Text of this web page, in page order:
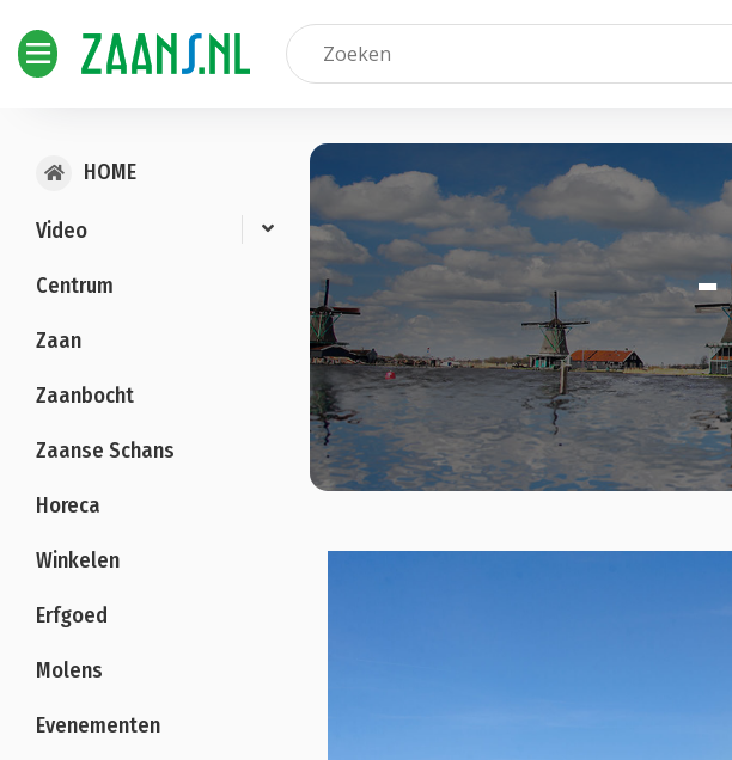
HOME
Video
Centrum
Zaan
Zaanbocht
Zaanse Schans
Horeca
Winkelen
Erfgoed
Molens
Evenementen
-